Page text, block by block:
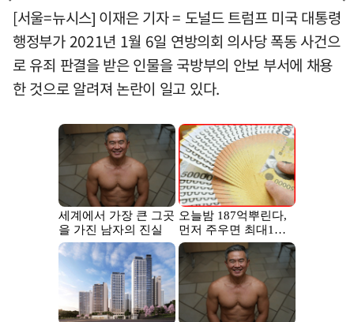
[서울=뉴시스] 이재은 기자 = 도널드 트럼프 미국 대통령
행정부가 2021년 1월 6일 연방의회 의사당 폭동 사건으
로 유죄 판결을 받은 인물을 국방부의 안보 부서에 채용
한 것으로 알려져 논란이 일고 있다.